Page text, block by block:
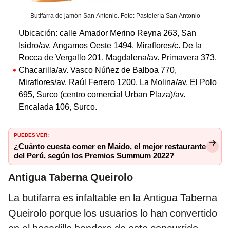
Butifarra de jamón San Antonio. Foto: Pastelería San Antonio
Ubicación: calle Amador Merino Reyna 263, San
Isidro/av. Angamos Oeste 1494, Miraflores/c. De la
Rocca de Vergallo 201, Magdalena/av. Primavera 373,
Chacarilla/av. Vasco Núñez de Balboa 770,
Miraflores/av. Raúl Ferrero 1200, La Molina/av. El Polo
695, Surco (centro comercial Urban Plaza)/av.
Encalada 106, Surco.
PUEDES VER:
¿Cuánto cuesta comer en Maido, el mejor restaurante
del Perú, según los Premios Summum 2022?
Antigua Taberna Queirolo
La butifarra es infaltable en la Antigua Taberna
Queirolo porque los usuarios lo han convertido